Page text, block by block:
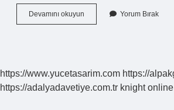
Devamını okuyun
Konseri
Yorum Bırak
https://www.yucetasarim.com https://
https://adalyadavetiye.com.tr knight online